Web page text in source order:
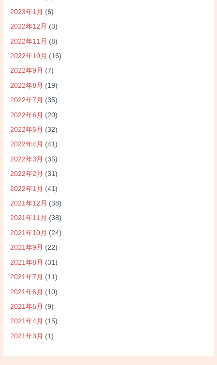
2023年1月 (6)
2022年12月 (3)
2022年11月 (8)
2022年10月 (16)
2022年9月 (7)
2022年8月 (19)
2022年7月 (35)
2022年6月 (20)
2022年5月 (32)
2022年4月 (41)
2022年3月 (35)
2022年2月 (31)
2022年1月 (41)
2021年12月 (38)
2021年11月 (38)
2021年10月 (24)
2021年9月 (22)
2021年8月 (31)
2021年7月 (11)
2021年6月 (10)
2021年5月 (9)
2021年4月 (15)
2021年3月 (1)